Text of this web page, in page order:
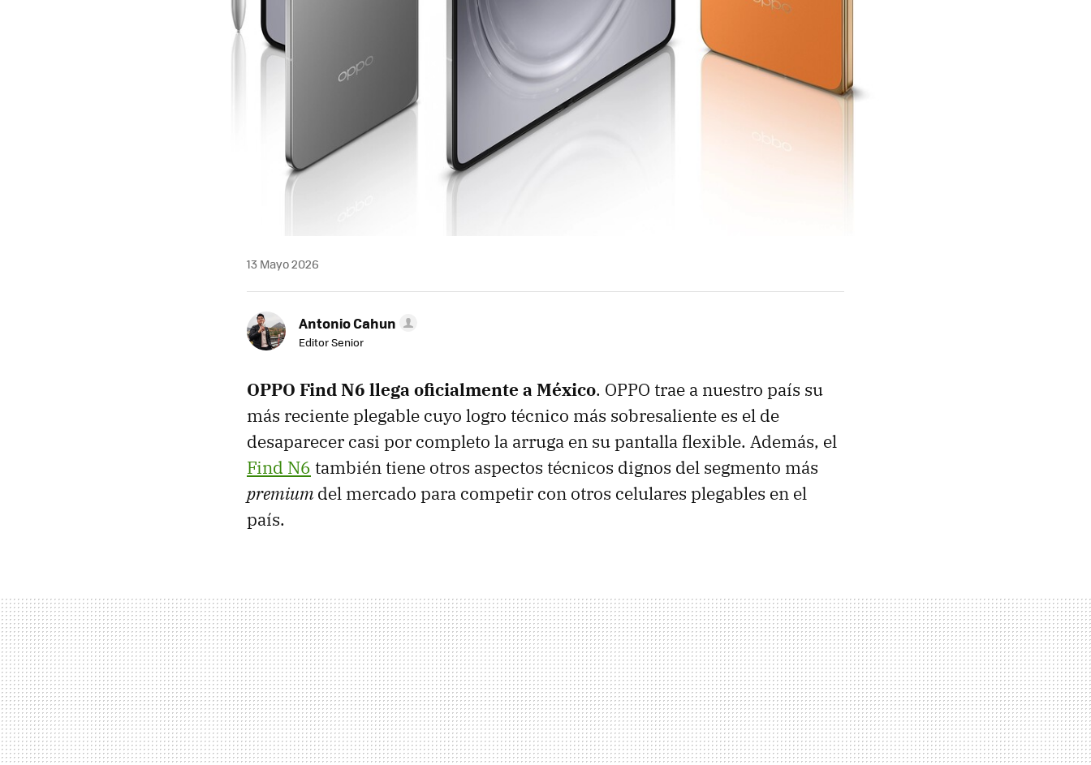
13 Mayo 2026
Antonio Cahun
Editor Senior
OPPO Find N6 llega oficialmente a México. OPPO trae a nuestro país su
más reciente plegable cuyo logro técnico más sobresaliente es el de
desaparecer casi por completo la arruga en su pantalla flexible. Además, el
Find N6 también tiene otros aspectos técnicos dignos del segmento más
premiumdel mercado para competir con otros celulares plegables en el
país.